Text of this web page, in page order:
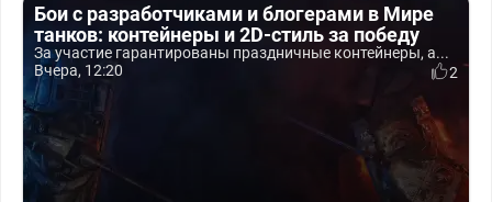
Бои с разработчиками и блогерами в Мире
танков: контейнеры и 2D-стиль за победу
За участие гарантированы праздничные контейнеры, а...
Вчера, 12:20
2